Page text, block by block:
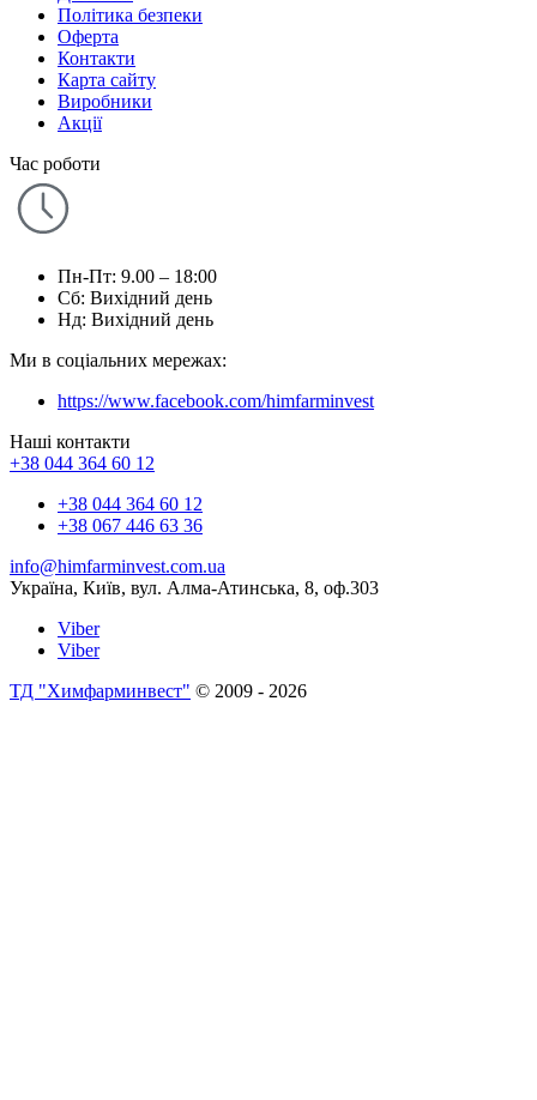
Політика безпеки
Оферта
Контакти
Карта сайту
Виробники
Акції
Час роботи
Пн-Пт: 9.00 – 18:00
Сб: Вихідний день
Нд: Вихідний день
Ми в соціальних мережах:
https://www.facebook.com/himfarminvest
Наші контакти
+38 044 364 60 12
+38 044 364 60 12
+38 067 446 63 36
info@himfarminvest.com.ua
Україна, Київ, вул. Алма-Атинська, 8, оф.303
Viber
Viber
ТД "Химфарминвест" © 2009 - 2026